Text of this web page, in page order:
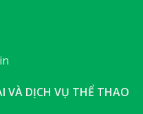
VÀ DỊCH VỤ THỂ THAO